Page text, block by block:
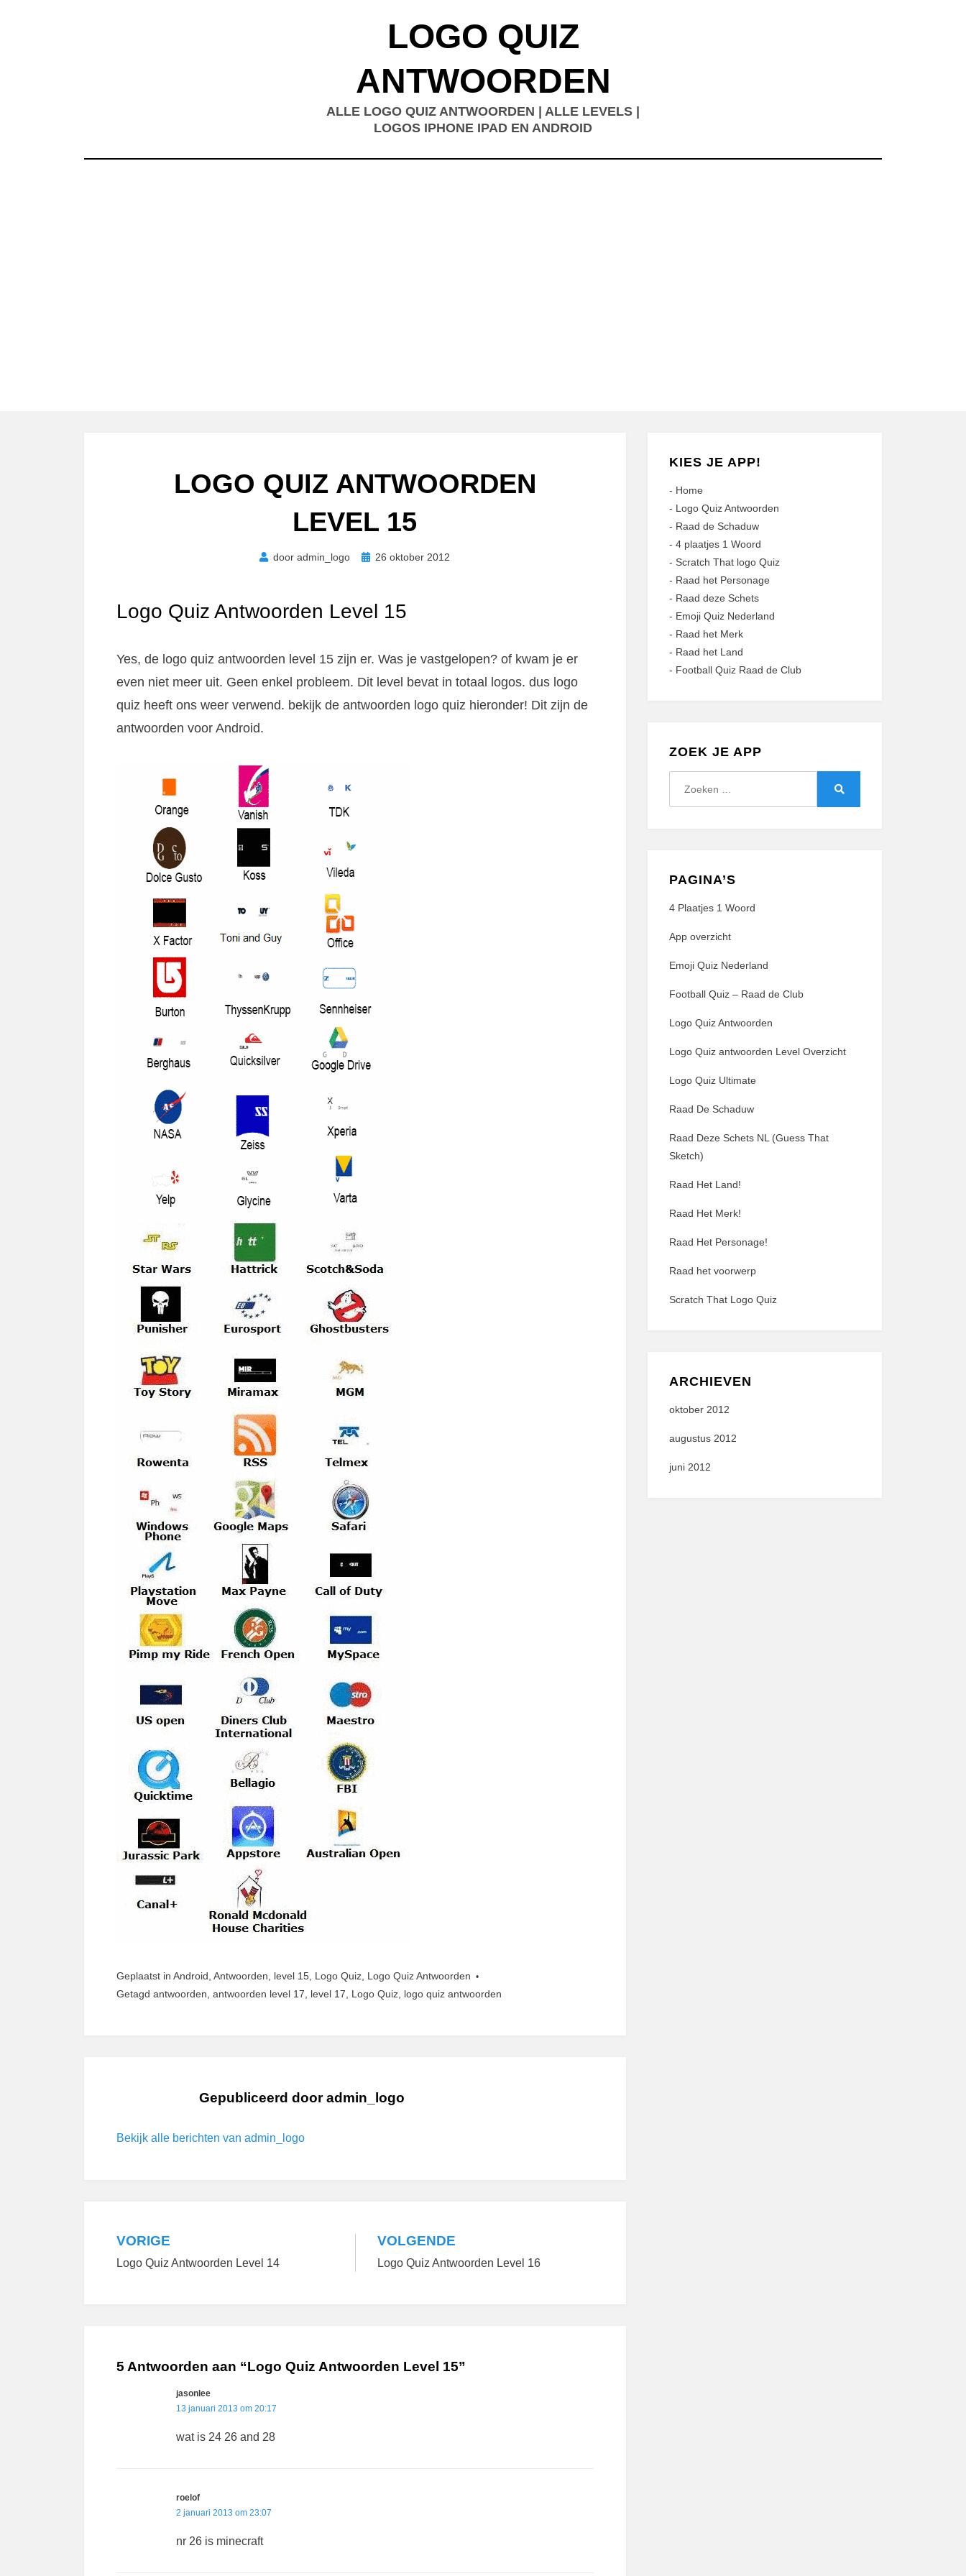
LOGO QUIZ
ANTWOORDEN
ALLE LOGO QUIZ ANTWOORDEN | ALLE LEVELS |
LOGOS IPHONE IPAD EN ANDROID
LOGO QUIZ ANTWOORDEN
LEVEL 15
dooradmin_logo
Geplaatst
26 oktober 2012
Logo Quiz Antwoorden Level 15
Yes, de logo quiz antwoorden level 15 zijn er. Was je vastgelopen? of kwam je er
even niet meer uit. Geen enkel probleem. Dit level bevat in totaal logos. dus logo
quiz heeft ons weer verwend. bekijk de antwoorden logo quiz hieronder! Dit zijn de
antwoorden voor Android.
Geplaatst in Android Antwoorden level 15 Logo Quiz Logo Quiz Antwoorden
Getagd antwoorden antwoorden level 17 level 17 Logo Quiz logo quiz antwoorden
Gepubliceerd dooradmin_logo
Bekijk alle berichten van admin_logo
Bericht
navigatie
VORIGE
Logo Quiz Antwoorden Level 14
VOLGENDE
Logo Quiz Antwoorden Level 16
5 Antwoorden aan “Logo Quiz Antwoorden Level 15”
jasonlee
13 januari 2013 om 20:17
wat is 24 26 and 28
roelof
2 januari 2013 om 23:07
nr 26 is minecraft
KIES JE APP!
- Home
- Logo Quiz Antwoorden
- Raad de Schaduw
- 4 plaatjes 1 Woord
- Scratch That logo Quiz
- Raad het Personage
- Raad deze Schets
- Emoji Quiz Nederland
- Raad het Merk
- Raad het Land
- Football Quiz Raad de Club
ZOEK JE APP
PAGINA’S
4 Plaatjes 1 Woord
App overzicht
Emoji Quiz Nederland
Football Quiz – Raad de Club
Logo Quiz Antwoorden
Logo Quiz antwoorden Level Overzicht
Logo Quiz Ultimate
Raad De Schaduw
Raad Deze Schets NL (Guess That
Sketch)
Raad Het Land!
Raad Het Merk!
Raad Het Personage!
Raad het voorwerp
Scratch That Logo Quiz
ARCHIEVEN
oktober 2012
augustus 2012
juni 2012